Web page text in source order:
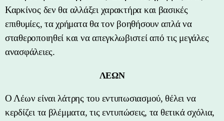
Καρκίνος δεν θα αλλάξει χαρακτήρα και βασικές
επιθυμίες, τα χρήματα θα τον βοηθήσουν απλά να
σταθεροποιηθεί και να απεγκλωβιστεί από τις μεγάλες
ανασφάλειες.
ΛΕΩΝ
Ο Λέων είναι λάτρης του εντυπωσιασμού, θέλει να
κερδίζει τα βλέμματα, τις εντυπώσεις, τα θετικά σχόλια,